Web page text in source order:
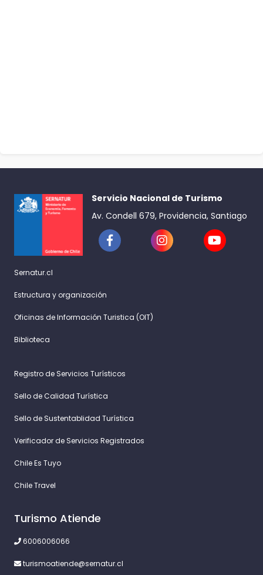
Servicio Nacional de Turismo
Av. Condell 679, Providencia, Santiago
Sernatur.cl
Estructura y organización
Oficinas de Información Turistica (OIT)
Biblioteca
Registro de Servicios Turísticos
Sello de Calidad Turística
Sello de Sustentablidad Turística
Verificador de Servicios Registrados
Chile Es Tuyo
Chile Travel
Turismo Atiende
6006006066
turismoatiende@sernatur.cl